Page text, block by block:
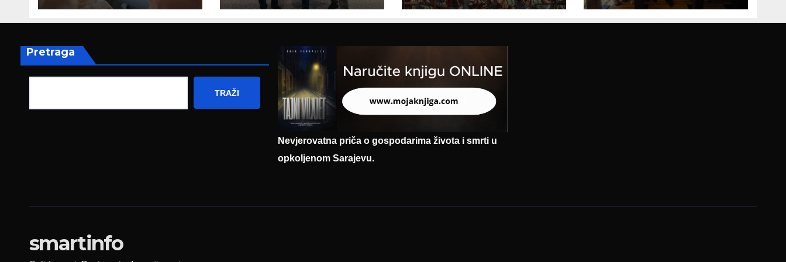
poruku
prezentaciji
Federalnog sajma
zapošljavanja
Bosne i
Hercegovine
Pretraga
TRAŽI
Nevjerovatna priča o gospodarima života i smrti u
opkoljenom Sarajevu.
smartinfo